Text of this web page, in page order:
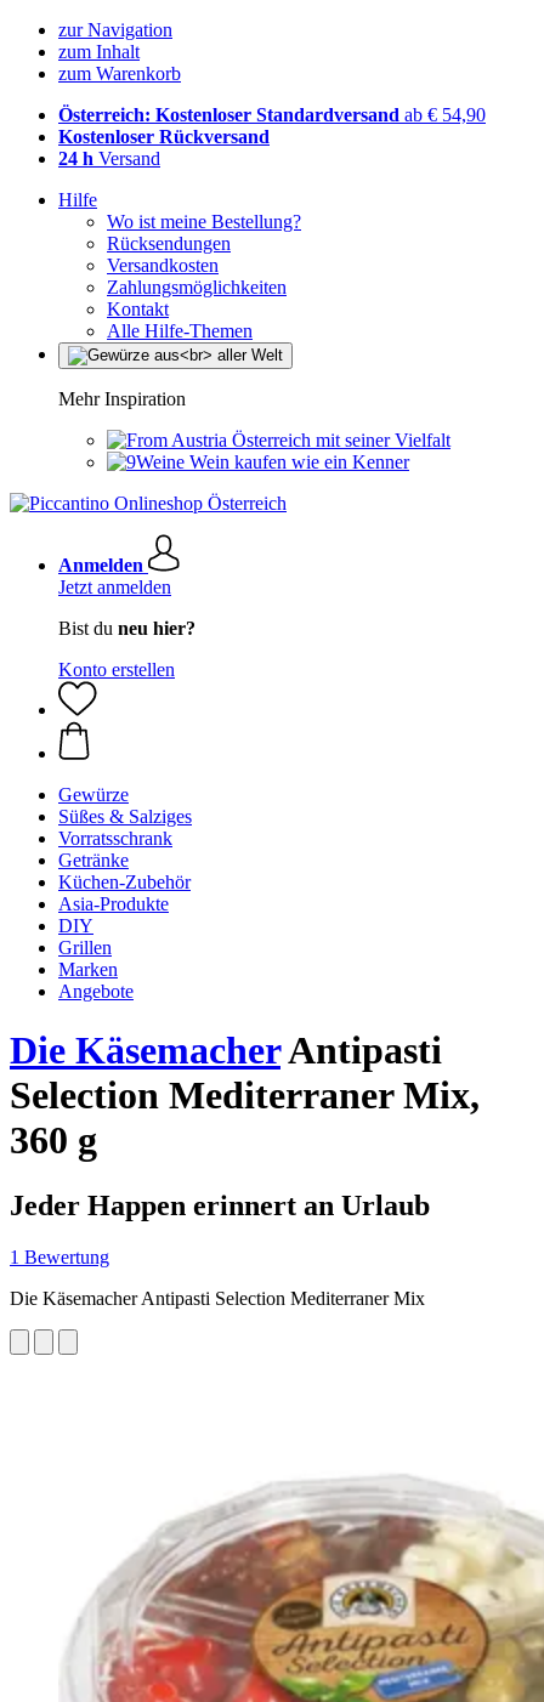
zur Navigation
zum Inhalt
zum Warenkorb
Österreich: Kostenloser Standardversand ab € 54,90
Kostenloser Rückversand
24 h Versand
Hilfe
Wo ist meine Bestellung?
Rücksendungen
Versandkosten
Zahlungsmöglichkeiten
Kontakt
Alle Hilfe-Themen
Mehr Inspiration
Österreich mit seiner Vielfalt
Wein kaufen wie ein Kenner
Anmelden
Jetzt anmelden
Bist du neu hier?
Konto erstellen
Gewürze
Süßes & Salziges
Vorratsschrank
Getränke
Küchen-Zubehör
Asia-Produkte
DIY
Grillen
Marken
Angebote
Die KäsemacherAntipasti
Selection Mediterraner Mix,
360 g
Jeder Happen erinnert an Urlaub
1 Bewertung
Die Käsemacher Antipasti Selection Mediterraner Mix